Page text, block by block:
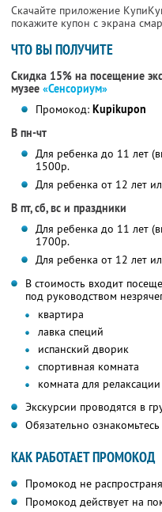
Скачайте приложение
покажите купон с экрана
ЧТО ВЫ ПОЛУЧИТЕ
Скидка 15% на посещение
музее «Сенсориум»
Промокод: Kupikupon
В пн-чт
Для ребенка до 11 лет
1500р.
Для ребенка от 12 лет
В пт, сб, вс и праздники
Для ребенка до 11 лет
1700р.
Для ребенка от 12 лет
В стоимость входит
под руководством
квартира
лавка специй
испанский дворик
спортивная комната
комната для релаксации
Экскурсии проводятся в
Обязательно ознакомьтесь
КАК РАБОТАЕТ ПРОМОКОД
Промокод не
Промокод действует на